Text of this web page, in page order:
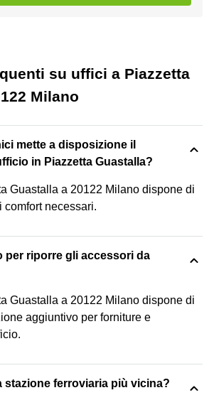
su uffici a Piazzetta
Milano
mette a disposizione il
in Piazzetta Guastalla?
Guastalla a 20122 Milano dispone di
comfort necessari.
per riporre gli accessori da
Guastalla a 20122 Milano dispone di
aggiuntivo per forniture e
ferroviaria più vicina?